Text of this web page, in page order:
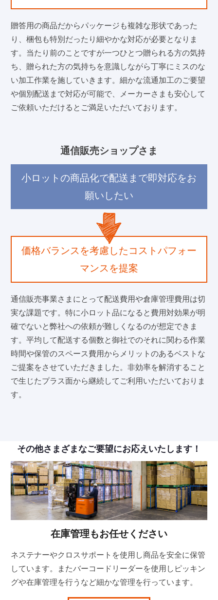
贈答用の商品だからパッケージも複雑な形状であった
り、梱包も特別だったり細やかな対応が必要となりま
す。当たり前のことですが一つひとつ贈られる方の気持
ち、贈られた方の気持ちを意識しながら丁寧にミスのな
い加工作業を施していきます。細かな流通加工のご要望
や個別配送まで対応が可能で、メーカーさまも安心して
ご依頼いただけるとご満足いただいております。
通信販売ショップさま
小ロットの商品化で配送まで即対応をお
願いしたい
価格バランスを考慮したコストパフォー
マンスを提案
通信販売事業さまにとって配送費用や倉庫管理費用は切
実な課題です。特に小ロット品になると費用対効果が明
確でないと弊社への依頼が難しくなるのが想定できま
す。平均して配送する個数と御社でのそれに関わる作業
時間や保管のスペース費用からメリットのあるベストな
ご提案をさせていただきました。非効率を解消すること
で生じたプラス面から継続してご利用いただいておりま
す。
その他さまざまなご要望にお応えいたします！
在庫管理もお任せください
ネステナーやクロスサポートを使用し商品を安全に保管
しています。またバーコードリーダーを使用しピッキン
グや在庫管理を行うなど細かな管理を行っています。